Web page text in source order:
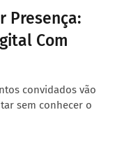
Presença:
Com
convidados vão
sem conhecer o